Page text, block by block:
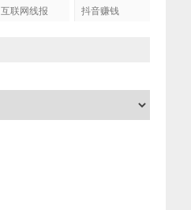
互联网线报 抖音赚钱